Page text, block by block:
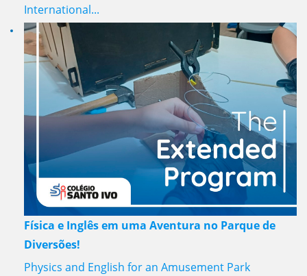
International...
Física e Inglês em uma Aventura no Parque de
Diversões!
Physics and English for an Amusement Park